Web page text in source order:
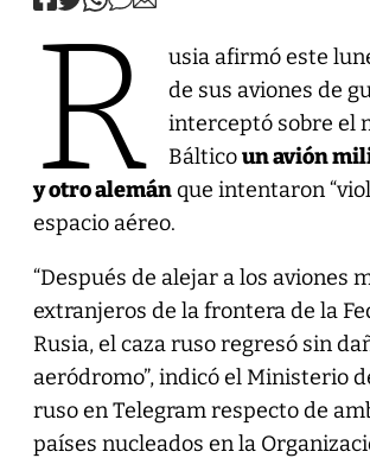
R
usia afirmó este
de sus aviones de
interceptó sobre el
Bálticoun avión
y otro alemánque intentaron
espacio aéreo.
“Después de alejar a los aviones
extranjeros de la frontera de la
Rusia, el caza ruso regresó sin
aeródromo”, indicó el Ministerio
ruso en Telegram respecto de
países nucleados en la